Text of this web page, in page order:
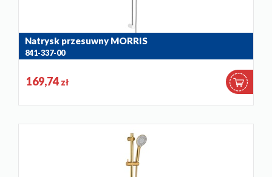
Natrysk przesuwny MORRIS
841-337-00
169,74 zł